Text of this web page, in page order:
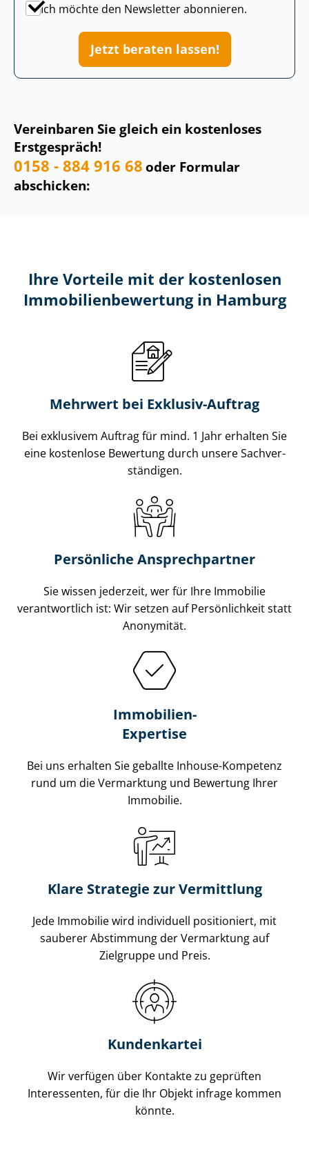
Vereinbaren Sie gleich ein kostenloses
Erstgespräch!
0158 - 884 916 68oder Formular
abschicken:
Ich möchte den Newsletter abonnieren.
Jetzt beraten lassen!
Ihre Vorteile mit der kostenlosen
Im­mo­bi­li­en­be­wer­tung in Hamburg
Mehrwert bei Exklusiv-Auftrag
Bei exklusivem Auftrag für mind. 1 Jahr erhalten Sie
eine kostenlose Bewertung durch unsere Sach­ver­
stän­di­gen.
Persönliche Ansprechpartner
Sie wissen jederzeit, wer für Ihre Immobilie
verantwortlich ist: Wir setzen auf Persönlichkeit statt
Anonymität.
Immobilien-
Expertise
Bei uns erhalten Sie geballte Inhouse-Kompetenz
rund um die Vermarktung und Bewertung Ihrer
Immobilie.
Klare Strategie zur Vermittlung
Jede Immobilie wird individuell positioniert, mit
sauberer Abstimmung der Vermarktung auf
Zielgruppe und Preis.
Kundenkartei
Wir verfügen über Kontakte zu geprüften
Interessenten, für die Ihr Objekt infrage kommen
könnte.